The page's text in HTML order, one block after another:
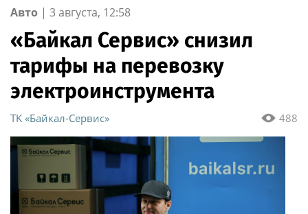
Авто | 3 августа, 12:58
«Байкал Сервис» снизил
тарифы на перевозку
электроинструмента
488
ТK «Байкал-Сервис»